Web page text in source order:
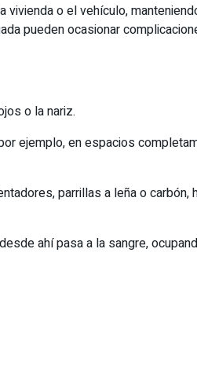
o el vehículo,
pueden ocasionar
o la nariz.
ejemplo, en espacios
parrillas a leña o
ahí pasa a la sangre,